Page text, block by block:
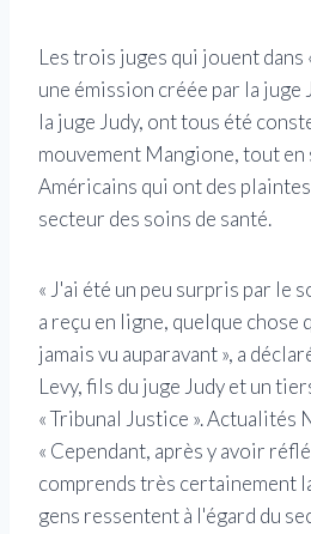
Les trois juges qui jouent dans
une émission créée par la juge
la juge Judy, ont tous été
mouvement Mangione, tout en
Américains qui ont des
secteur des soins de santé.
« J'ai été un peu surpris par le
a reçu en ligne, quelque chose
jamais vu auparavant », a
Levy, fils du juge Judy et un
« Tribunal Justice ». Actualités
« Cependant, après y avoir
comprends très certainement
gens ressentent à l'égard du